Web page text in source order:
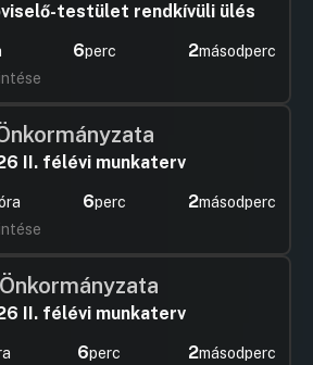
testület rendkívüli ülés
6perc 1másodperc
II. félévi munkaterv
óra 6perc 1másodperc
II. félévi munkaterv
6perc 1másodperc